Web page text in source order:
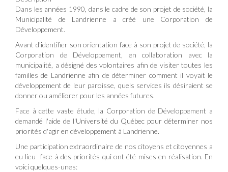
Dans les années 1990, dans le cadre de son projet de société, la
Municipalité de Landrienne a créé une Corporation de
Développement.
Avant d'identifier son orientation face à son projet de société, la
Corporation de Développement, en collaboration avec la
municipalité, a désigné des volontaires afin de visiter toutes les
familles de Landrienne afin de déterminer comment il voyait le
développement de leur paroisse, quels services ils désiraient se
donner ou améliorer pour les années futures.
Face à cette vaste étude, la Corporation de Développement a
demandé l'aide de l'Université du Québec pour déterminer nos
priorités d'agir en développement à Landrienne.
Une participation extraordinaire de nos citoyens et citoyennes a
eu lieu face à des priorités qui ont été mises en réalisation. En
voici quelques-unes: